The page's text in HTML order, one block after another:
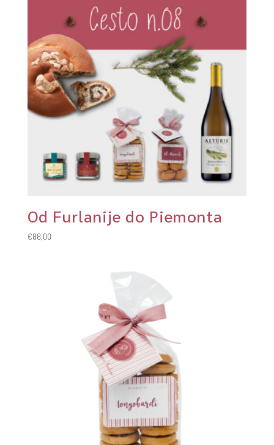
Od Furlanije do Piemonta
€88,00